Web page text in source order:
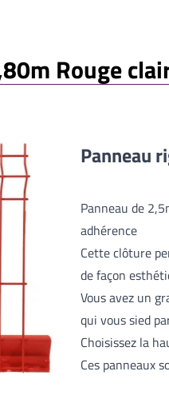
Rouge
Panneau
Panneau de
adhérence
Cette clôture
de façon
Vous avez un
qui vous sied
Choisissez la
Ces panneaux